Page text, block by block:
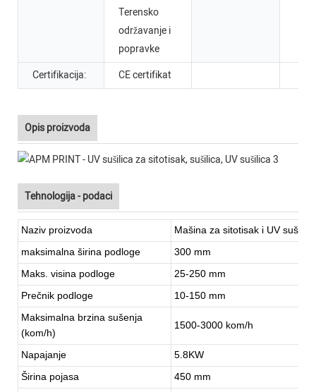
Terensko
održavanje i
popravke
Certifikacija:
CE certifikat
Opis proizvoda
Tehnologija - podaci
Naziv proizvoda
Mašina za sitotisak i UV
maksimalna širina podloge
300 mm
Maks. visina podloge
25-250 mm
Prečnik podloge
10-150 mm
Maksimalna brzina sušenja
(kom/h)
1500-3000 kom/h
Napajanje
5.8KW
Širina pojasa
450 mm